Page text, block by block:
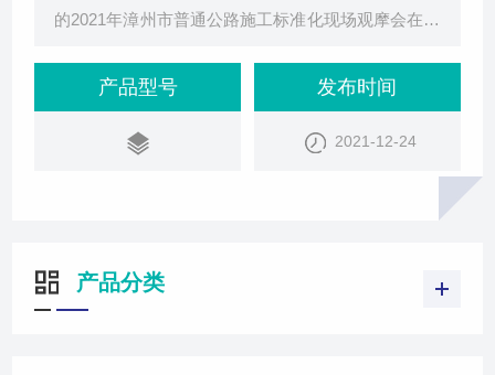
的2021年漳州市普通公路施工标准化现场观摩会在市
局、交通集团、东山县政府以及有关部门领导和在建
普通干线公路项目代表参加观摩会。北京天玑科技率
领技术骨干全程负责现场公路施工智能化系统管理工
作。在现场，东山县副县长张荣聪代表致词，建设单
产品型号 发布时间
2021-12-24
产品分类